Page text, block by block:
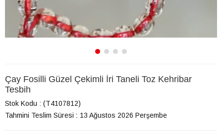
Çay Fosilli Güzel Çekimli İri Taneli Toz Kehribar
Tesbih
Stok Kodu
(T4107812)
Tahmini Teslim Süresi : 13 Ağustos 2026 Perşembe